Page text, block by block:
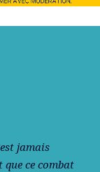
jamais
que ce combat